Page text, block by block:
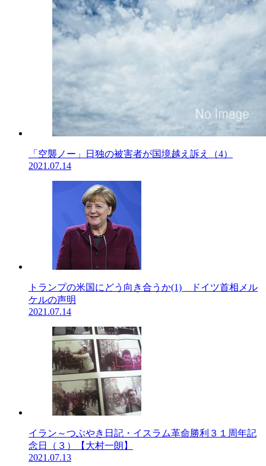
「空襲ノー」日独の被害者が国境越え訴え（4）
2021.07.14
トランプの米国にどう向き合うか(1) ドイツ首相メル
ケルの声明
2021.07.14
イラン～つぶやき日記・イスラム革命勝利３１周年記
念日（３）【大村一朗】
2021.07.13